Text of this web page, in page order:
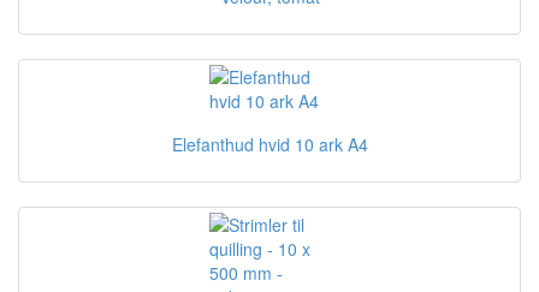
Elefanthud hvid 10 ark A4